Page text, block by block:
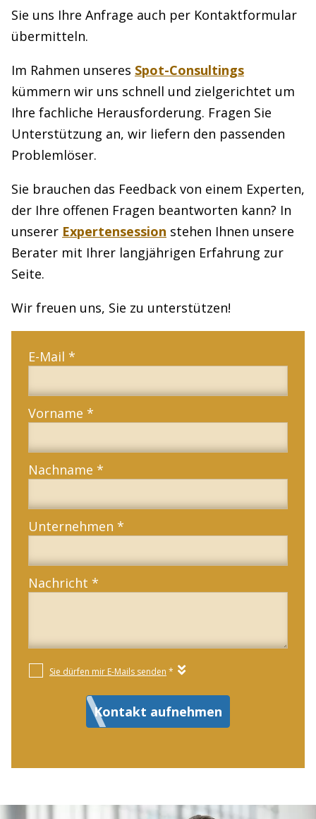
Sie uns Ihre Anfrage auch per Kontaktformular
übermitteln.
Im Rahmen unseres Spot-Consultings
kümmern wir uns schnell und zielgerichtet um
Ihre fachliche Herausforderung. Fragen Sie
Unterstützung an, wir liefern den passenden
Problemlöser.
Sie brauchen das Feedback von einem Experten,
der Ihre offenen Fragen beantworten kann? In
unserer Expertensession stehen Ihnen unsere
Berater mit Ihrer langjährigen Erfahrung zur
Seite.
Wir freuen uns, Sie zu unterstützen!